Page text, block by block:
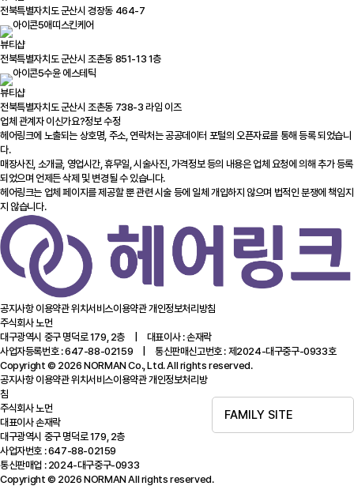
전북특별자치도 군산시 경장동 464-7
애띠스킨케어
뷰티샵
전북특별자치도 군산시 조촌동 851-13 1층
수윤 에스테틱
뷰티샵
전북특별자치도 군산시 조촌동 738-3 라임 이즈
업체 관계자 이신가요?정보 수정
헤어링크에 노출되는 상호명, 주소, 연락처는 공공데이터 포털의 오픈자료를 통해 등록 되었습니
다.
매장사진, 소개글, 영업시간, 휴무일, 시술사진, 가격정보 등의 내용은 업체 요청에 의해 추가 등록
되었으며 언제든 삭제 및 변경될 수 있습니다.
헤어링크는 업체 페이지를 제공할 뿐 관련 시술 등에 일체 개입하지 않으며 법적인 분쟁에 책임지
지 않습니다.
공지사항이용약관위치서비스이용약관개인정보처리방침
주식회사 노먼
대구광역시 중구 명덕로 179, 2층 | 대표이사 : 손재락
사업자등록번호 : 647-88-02159 | 통신판매신고번호 : 제2024-대구중구-0933호
Copyright © 2026 NORMAN Co., Ltd. All rights reserved.
FAMILY SITE
공지사항이용약관위치서비스이용약관개인정보처리방
침
주식회사 노먼
대표이사 손재락
대구광역시 중구 명덕로 179, 2층
사업자번호 : 647-88-02159
통신판매업 : 2024-대구중구-0933
Copyright © 2026 NORMAN All rights reserved.